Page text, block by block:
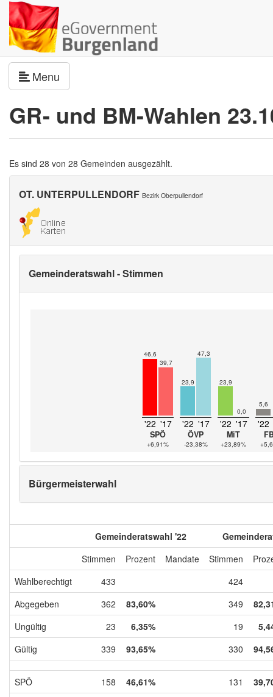
Menu
GR- und BM-Wahlen
Es sind 28 von 28 Gemeinden ausgezählt.
OT. UNTERPULLENDORF Bezirk Oberpullendorf
Gemeinderatswahl - Stimmen
46,6
39,7
'22 '17
SPÖ
+6,91%
23,9
47,3
'22 '17
ÖVP
-23,38%
23,9
0,0
'22 '17
MiT
+23,89%
5,6
'22
Bürgermeisterwahl
Gemeinderatswahl '22
Stimmen
Prozent Mandate Stimmen
Wahlberechtigt
433
424
Abgegeben
362 83,60% 349
Ungültig
23 6,35% 19
Gültig
339 93,65% 330
SPÖ 158 46,61% 131